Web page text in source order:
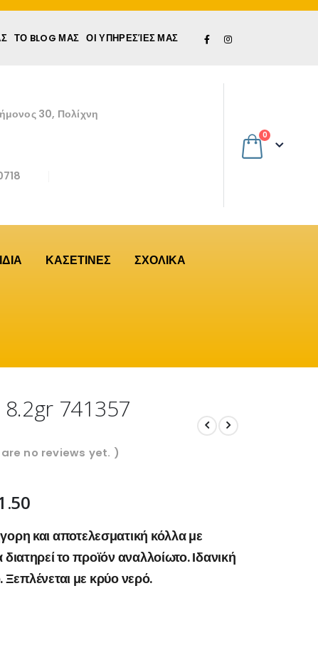
ΤΟ BLOG ΜΑΣ ΟΙ ΥΠΗΡΕΣΊΕΣ ΜΑΣ
30, Πολίχνη
0
ΚΑΣΕΤΙΝΕΣ ΣΧΟΛΙΚΑ
741357
no reviews yet. )
και αποτελεσματική κόλλα με
το προϊόν αναλλοίωτο. Ιδανική
Ξεπλένεται με κρύο νερό.